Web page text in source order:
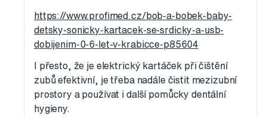
https://www.profimed.cz/bob-a-bobek-baby-
detsky-sonicky-kartacek-se-srdicky-a-usb-
dobijenim-0-6-let-v-krabicce-p85604
I přesto, že je elektrický kartáček při čištění
zubů efektivní, je třeba nadále čistit mezizubní
prostory a používat i další pomůcky dentální
hygieny.